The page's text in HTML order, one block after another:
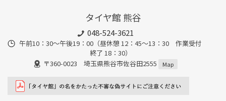
タイヤ館 熊谷
048-524-3621
午前10：30～午後19：00（昼休憩 12：45～13：30 作業受付
終了 18：30）
〒360-0023 埼玉県熊谷市佐谷田2555
Map